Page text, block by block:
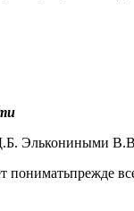
Элькониными